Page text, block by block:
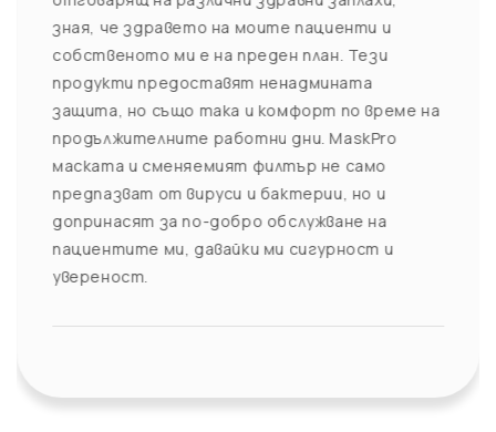
зная, че здравето на моите пациенти и
собственото ми е на преден план. Тези
продукти предоставят ненадмината
защита, но също така и комфорт по време на
продължителните работни дни. MaskPro
маската и сменяемият филтър не само
предпазват от вируси и бактерии, но и
допринасят за по-добро обслужване на
пациентите ми, давайки ми сигурност и
увереност.